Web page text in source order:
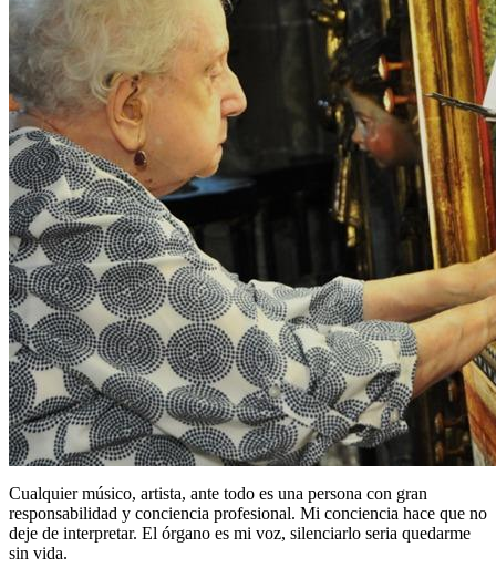
Cualquier músico, artista, ante todo es una persona con gran
responsabilidad y conciencia profesional. Mi conciencia hace que no
deje de interpretar. El órgano es mi voz, silenciarlo seria quedarme
sin vida.